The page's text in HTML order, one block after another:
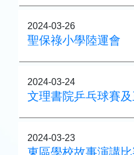
2024-03-26
聖保祿小學陸運會
2024-03-24
文理書院乒乓球賽
2024-03-23
東區學校故事演講比